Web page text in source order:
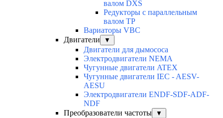
валом DXS
Редукторы с параллельным
валом TP
Вариаторы VBC
Двигатели
▼
Двигатели для дымососа
Электродвигатели NEMA
Чугунные двигатели ATEX
Чугунные двигатели IEC - AESV-
AESU
Электродвигатели ENDF-SDF-ADF-
NDF
Преобразователи частоты
▼